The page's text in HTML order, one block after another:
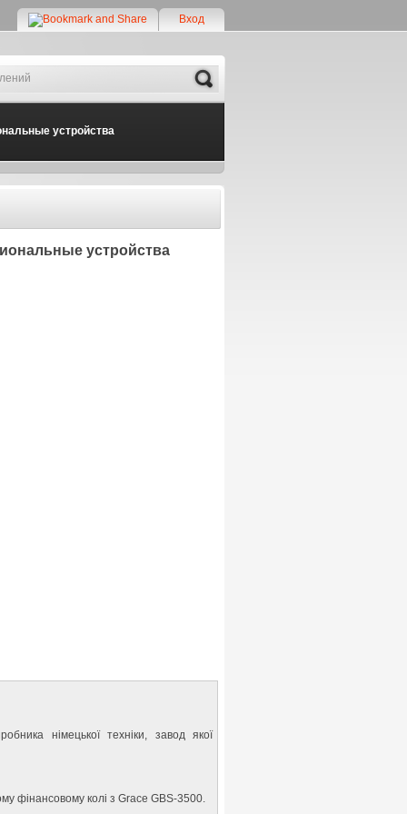
Вход
Search
устройства
устройства
німецької техніки, завод якої
фінансовому колі з Grace GBS-3500.